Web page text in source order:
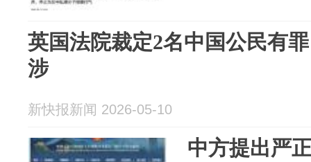
英国法院裁定2名中国公民有
涉
新快报新闻 2026-05-10
中方提出严